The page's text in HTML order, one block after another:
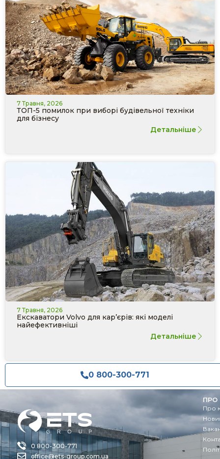
7 Травня, 2026
ТОП-5 помилок при виборі будівельної техніки
для бізнесу
Детальніше
7 Травня, 2026
Екскаватори Volvo для кар’єрів: які моделі
найефективніші
Детальніше
0 800-300-771
0 800-300-771
office@ets-group.com.ua
ПРО
Про